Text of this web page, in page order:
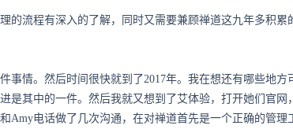
的流程有深入的了解，同时又需要兼顾禅道这九年多积累
事情。然后时间很快就到了2017年。我在想还有哪些地
是其中的一件。然后我就又想到了艾体验，打开她们官网
电话做了几次沟通，在对禅道首先是一个正确的管理